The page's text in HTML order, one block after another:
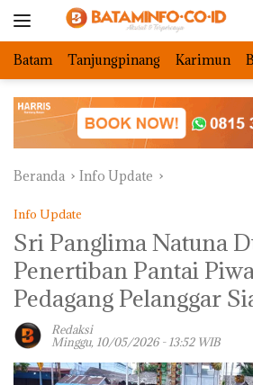
Batam Tanjungpinang Karimun
Beranda Info Update
Info Update
Sri Panglima Natuna
Penertiban Pantai
Pedagang Pelanggar
Redaksi
Minggu, 10/05/2026 - 13:52 WIB